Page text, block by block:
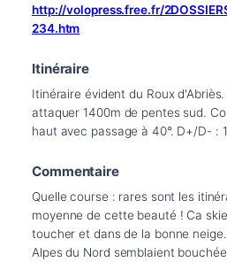
http://volopress.free.fr/
234.htm
Itinéraire
Itinéraire évident du Roux
attaquer 1400m de pentes sud.
haut avec passage à 40°. D+/D- :
Commentaire
Quelle course : rares sont les
moyenne de cette beauté ! Ca
toucher et dans de la bonne
Alpes du Nord semblaient